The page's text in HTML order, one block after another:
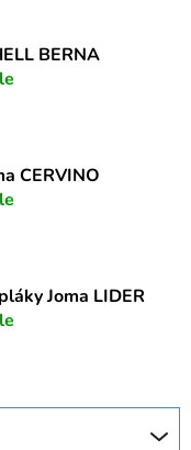
BERNA
CERVINO
Joma LIDER